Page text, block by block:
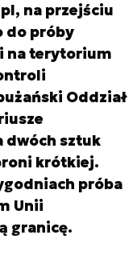
na przejściu
do próby
na terytorium
Oddział
dwóch sztuk
krótkiej.
próba
Unii
granicę.